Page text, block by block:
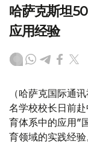
哈萨克斯坦
应用经验
（哈萨克国际通
名学校校长日前
育体系中的应用”
育领域的实践经验